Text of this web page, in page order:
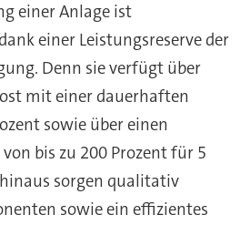
einer Anlage ist
einer Leistungsreserve der
Denn sie verfügt über
mit einer dauerhaften
sowie über einen
bis zu 200 Prozent für 5
sorgen qualitativ
sowie ein effizientes